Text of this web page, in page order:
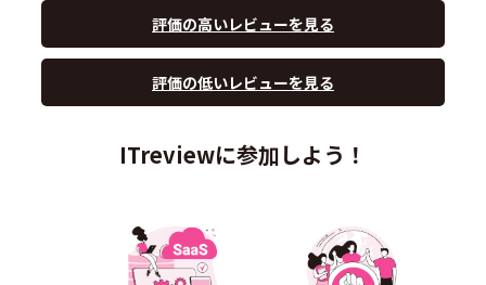
評価の高いレビューを見る
評価の低いレビューを見る
ITreviewに参加しよう！